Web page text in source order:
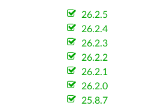
26.2.5
26.2.4
26.2.3
26.2.2
26.2.1
26.2.0
25.8.7